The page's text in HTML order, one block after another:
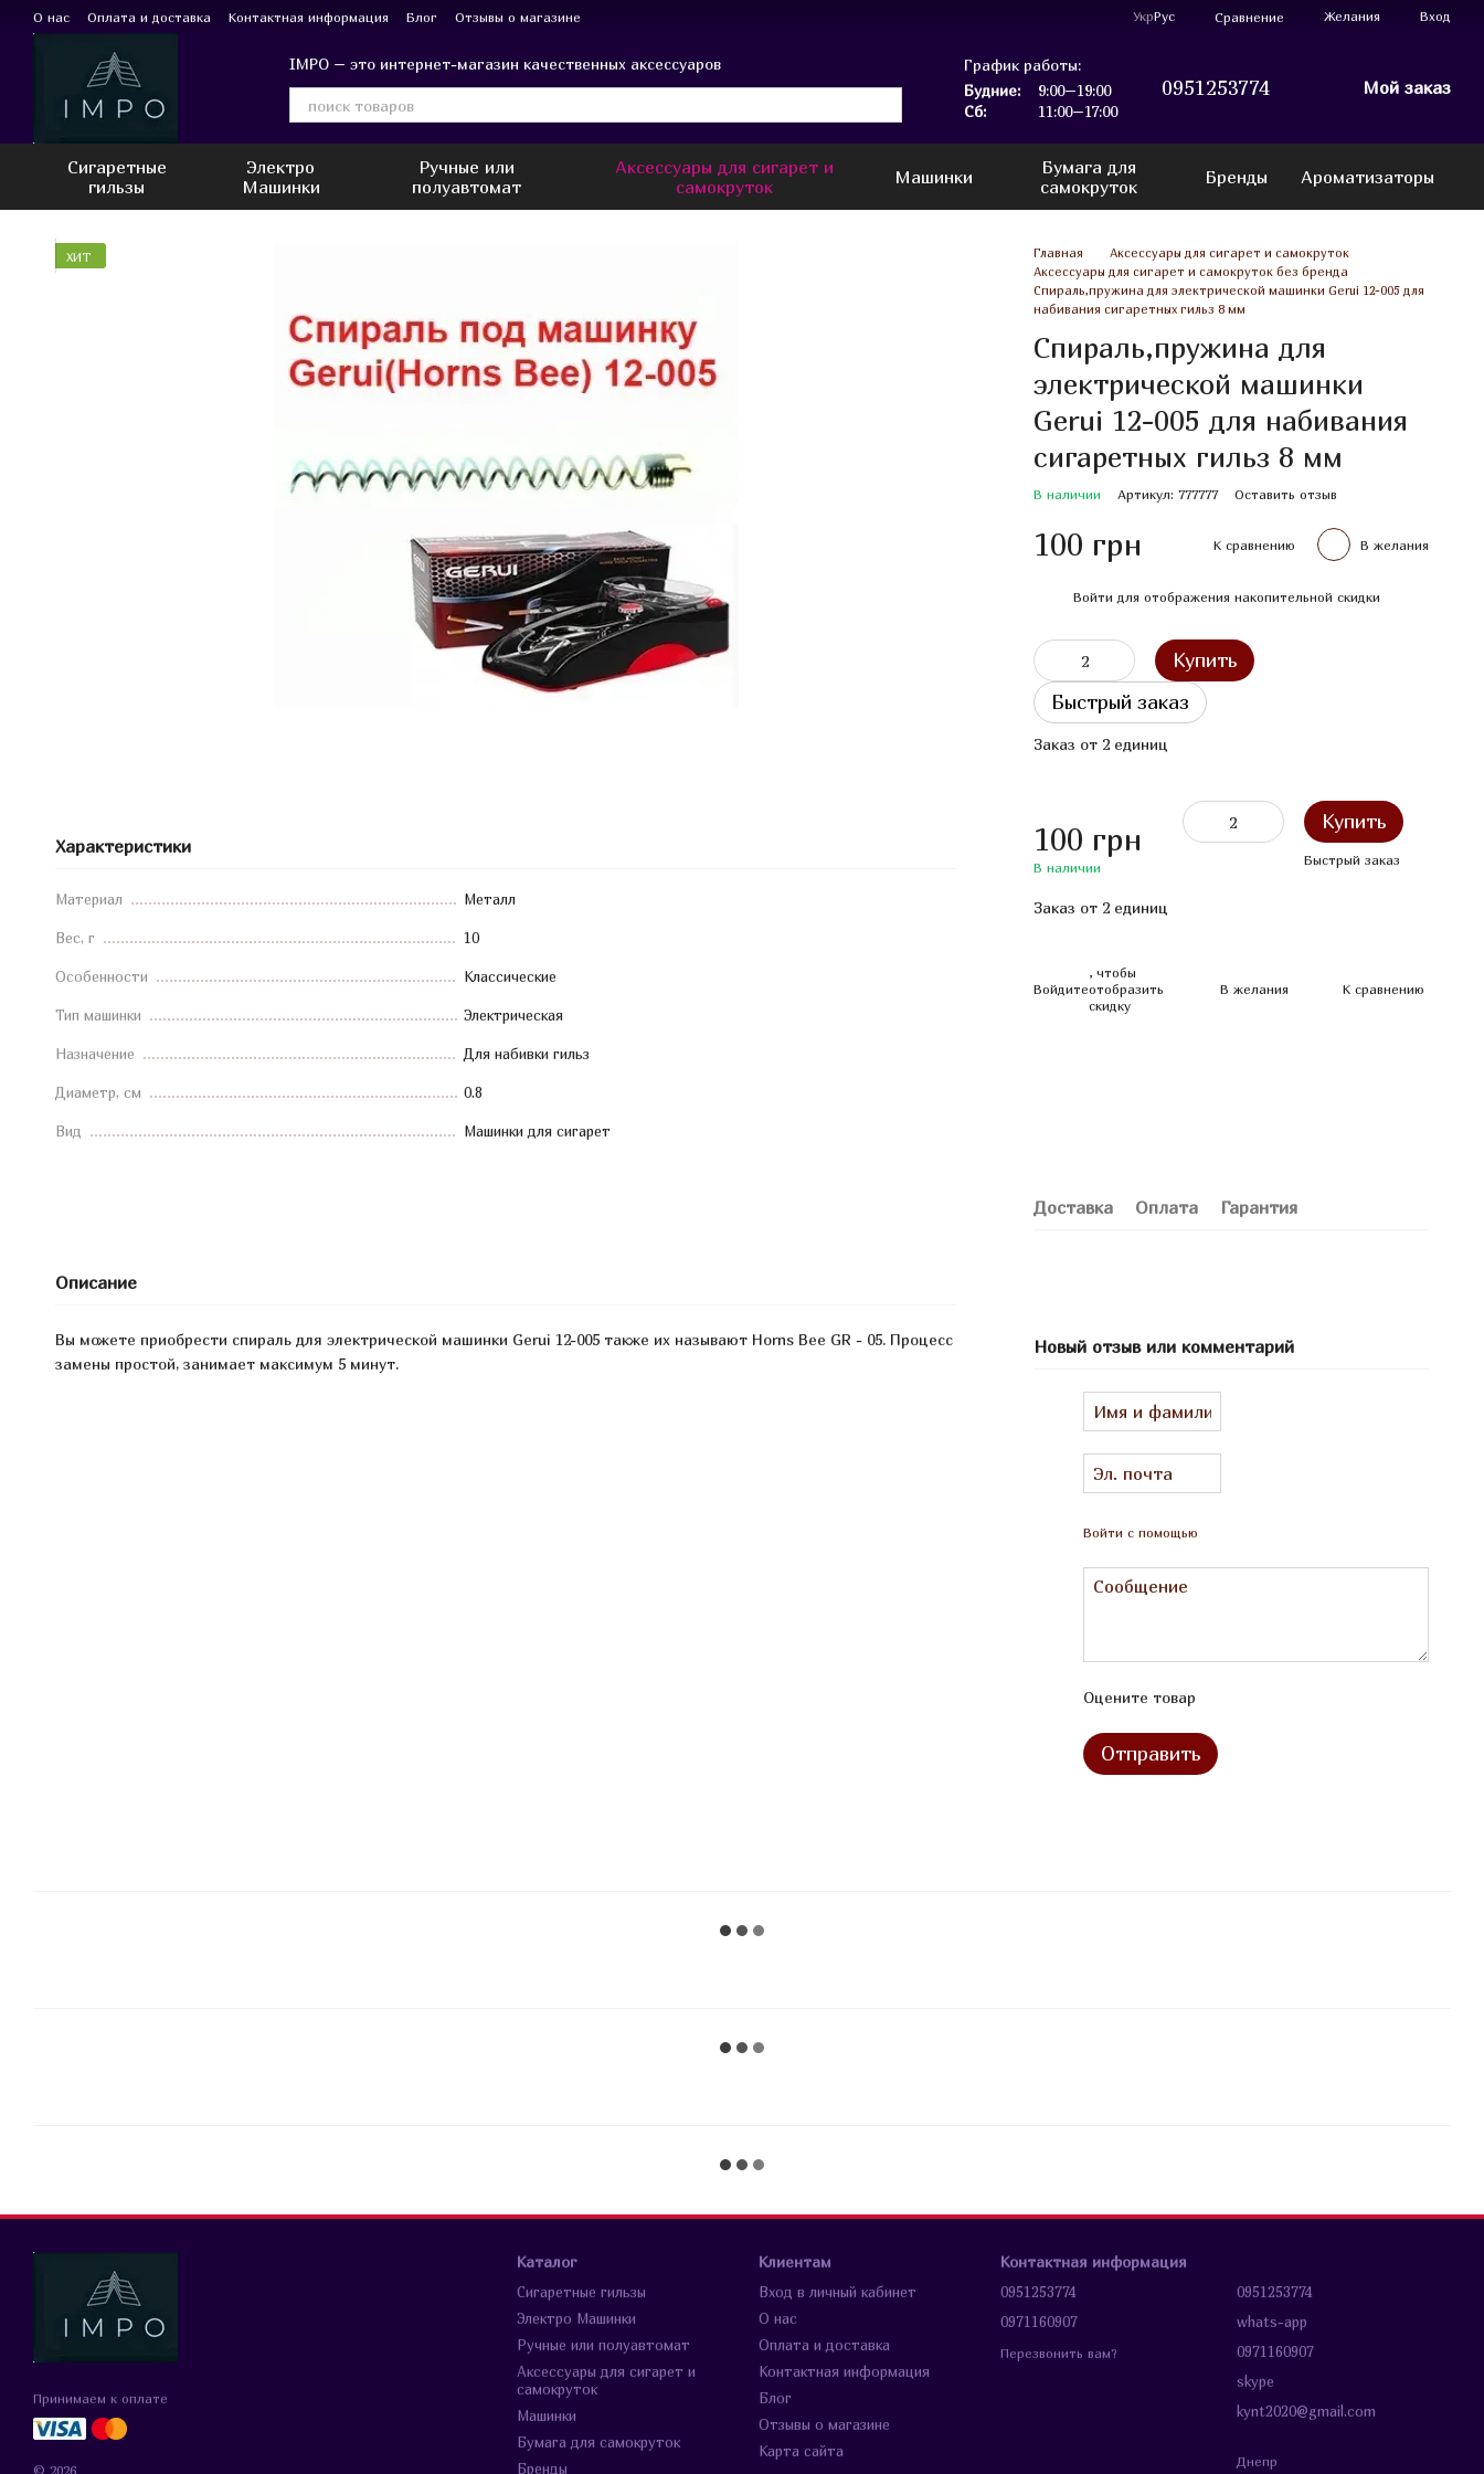
Перейти к основному контенту
О нас Оплата и доставка Контактная информация Блог Отзывы о магазине УкрРус Сравнение Желания Вход
IMPO – это интернет-магазин качественных аксессуаров
График работы:
Будние:
9:00–19:00
Сб:
11:00–17:00
0951253774 Мой заказ
Сигаретные
гильзы
Электро
Машинки
Ручные или
полуавтомат
Аксессуары для сигарет и
самокруток
Машинки
Бумага для
самокруток
Бренды Ароматизаторы
Главная
Аксессуары для сигарет и самокруток
Аксессуары для сигарет и самокруток без бренда
Спираль,пружина для электрической машинки Gerui 12-005 для
набивания сигаретных гильз 8 мм
Спираль,пружина для
электрической машинки
Gerui 12-005 для набивания
сигаретных гильз 8 мм
В наличии Артикул: 777777 Оставить отзыв
100 грн К сравнению В желания
Войти для отображения накопительной скидки
Купить
Быстрый заказ
Заказ от 2 единиц
100 грн
В наличии
Купить
Быстрый заказ
Заказ от 2 единиц
Войдите
, чтобы
отобразить
скидку
В желания К сравнению
Доставка Оплата Гарантия
Новый отзыв или комментарий
Войти с помощью
Оцените товар
Отправить
ХИТ
Характеристики
Материал Металл
Вес, г 10
Особенности Классические
Тип машинки Электрическая
Назначение Для набивки гильз
Диаметр, см 0.8
Вид Машинки для сигарет
Описание
Вы можете приобрести спираль для электрической машинки Gerui 12-005 также их называют Horns Bee GR - 05. Процесс
замены простой, занимает максимум 5 минут.
Принимаем к оплате
© 2026
Каталог
Сигаретные гильзы
Электро Машинки
Ручные или полуавтомат
Аксессуары для сигарет и
самокруток
Машинки
Бумага для самокруток
Бренды
Клиентам
Вход в личный кабинет
О нас
Оплата и доставка
Контактная информация
Блог
Отзывы о магазине
Карта сайта
Контактная информация
0951253774
0971160907
Перезвонить вам?
0951253774
whats-app
0971160907
skype
kynt2020@gmail.com
Днепр